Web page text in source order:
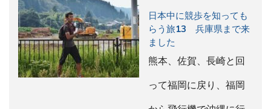
日本中に競歩を知っても
らう旅13 兵庫県まで来
ました
熊本、佐賀、長崎と回
って福岡に戻り、福岡